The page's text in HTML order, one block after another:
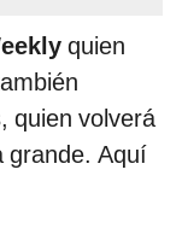
quien
quien volverá
grande. Aquí